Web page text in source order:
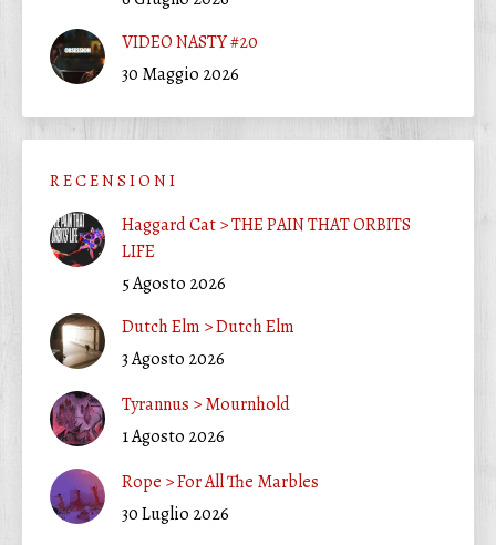
VIDEO NASTY #20
30 Maggio 2026
R E C E N S I O N I
Haggard Cat > THE PAIN THAT ORBITS
LIFE
5 Agosto 2026
Dutch Elm > Dutch Elm
3 Agosto 2026
Tyrannus > Mournhold
1 Agosto 2026
Rope > For All The Marbles
30 Luglio 2026